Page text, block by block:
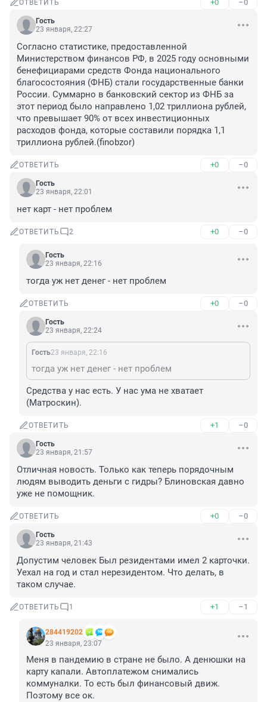
ОТВЕТИТЬ +0 –0
Гость
23 января, 22:27
Согласно статистике, предоставленной
Министерством финансов РФ, в 2025 году основными
бенефициарами средств Фонда национального
благосостояния (ФНБ) стали государственные банки
России. Суммарно в банковский сектор из ФНБ за
этот период было направлено 1,02 триллиона рублей,
что превышает 90% от всех инвестиционных
расходов фонда, которые составили порядка 1,1
триллиона рублей.(finobzor)
ОТВЕТИТЬ +0 –0
Гость
23 января, 22:01
нет карт - нет проблем
ОТВЕТИТЬ 2 +0 –0
Гость
23 января, 22:16
тогда уж нет денег - нет проблем
ОТВЕТИТЬ +0 –0
Гость
23 января, 22:24
Гость23 января, 22:16
тогда уж нет денег - нет проблем
Средства у нас есть. У нас ума не хватает
(Матроскин).
ОТВЕТИТЬ +1 –0
Гость
23 января, 21:57
Отличная новость. Только как теперь порядочным
людям выводить деньги с гидры? Блиновская давно
уже не помощник.
ОТВЕТИТЬ +0 –0
Гость
23 января, 21:43
Допустим человек Был резидентами имел 2 карточки.
Уехал на год и стал нерезидентом. Что делать, в
таком случае.
ОТВЕТИТЬ 1 +1 –1
284419202
23 января, 23:07
Меня в пандемию в стране не было. А денюшки на
карту капали. Автоплатежом снимались
коммуналки. То есть был финансовый движ.
Поэтому все ок.